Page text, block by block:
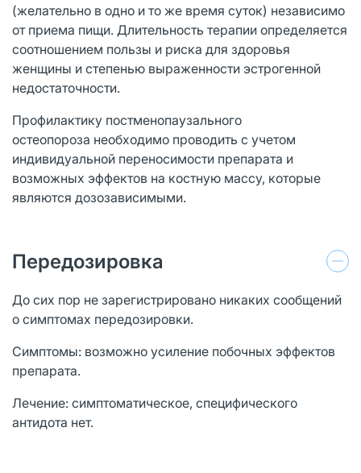
(желательно в одно и то же время суток) независимо
от приема пищи. Длительность терапии определяется
соотношением пользы и риска для здоровья
женщины и степенью выраженности эстрогенной
недостаточности.
Профилактику постменопаузального
остеопороза необходимо проводить с учетом
индивидуальной переносимости препарата и
возможных эффектов на костную массу, которые
являются дозозависимыми.
Передозировка
До сих пор не зарегистрировано никаких сообщений
о симптомах передозировки.
Симптомы: возможно усиление побочных эффектов
препарата.
Лечение: симптоматическое, специфического
антидота нет.